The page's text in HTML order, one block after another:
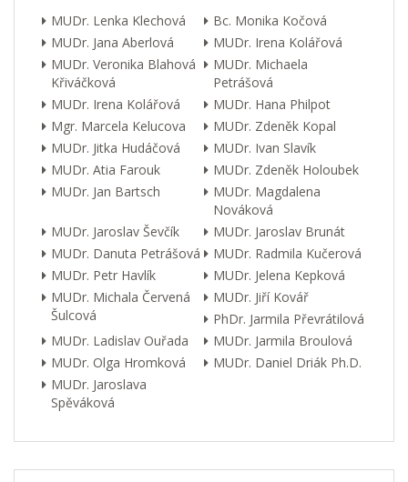
MUDr. Lenka Klechová
Bc. Monika Kočová
MUDr. Jana Aberlová
MUDr. Irena Kolářová
MUDr. Veronika Blahová
Křiváčková
MUDr. Michaela
Petrášová
MUDr. Irena Kolářová
MUDr. Hana Philpot
Mgr. Marcela Kelucova
MUDr. Zdeněk Kopal
MUDr. Jitka Hudáčová
MUDr. Ivan Slavík
MUDr. Atia Farouk
MUDr. Zdeněk Holoubek
MUDr. Jan Bartsch
MUDr. Magdalena
Nováková
MUDr. Jaroslav Ševčík
MUDr. Jaroslav Brunát
MUDr. Danuta Petrášová
MUDr. Radmila Kučerová
MUDr. Petr Havlík
MUDr. Jelena Kepková
MUDr. Michala Červená
Šulcová
MUDr. Jiří Kovář
PhDr. Jarmila Převrátilová
MUDr. Ladislav Ouřada
MUDr. Jarmila Broulová
MUDr. Olga Hromková
MUDr. Daniel Driák Ph.D.
MUDr. Jaroslava
Spěváková